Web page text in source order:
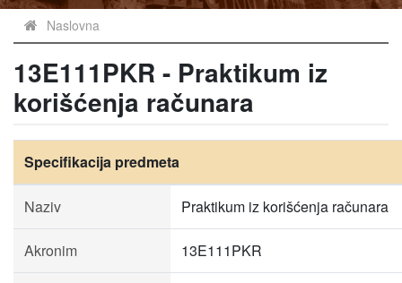
Naslovna
13E111PKR - Praktikum iz
korišćenja računara
Specifikacija predmeta
Naziv Praktikum iz korišćenja računara
Akronim 13E111PKR